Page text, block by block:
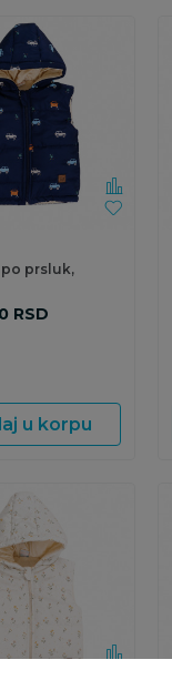
prsluk,
RSD
u korpu